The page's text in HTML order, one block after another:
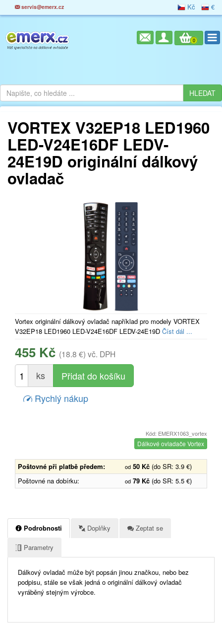
servis@emerx.cz Kč €
0
VORTEX V32EP18 LED1960
LED-V24E16DF LEDV-
24E19D originální dálkový
ovladač
Vortex originální dálkový ovladač například pro modely VORTEX
V32EP18 LED1960 LED-V24E16DF LEDV-24E19D Číst dál ...
455 Kč (18.8 €) vč. DPH
ks
Rychlý nákup
Kód: EMERX1063_vortex
Dálkové ovladače Vortex
Poštovné při platbě předem: od 50 Kč (do SR: 3.9 €)
Poštovné na dobírku:
od 79 Kč (do SR: 5.5 €)
Podrobnosti Doplňky Zeptat se
Parametry
Dálkový ovladač může být popsán jinou značkou, nebo bez
podpisu, stále se však jedná o originální dálkový ovladač
vyráběný stejným výrobce.